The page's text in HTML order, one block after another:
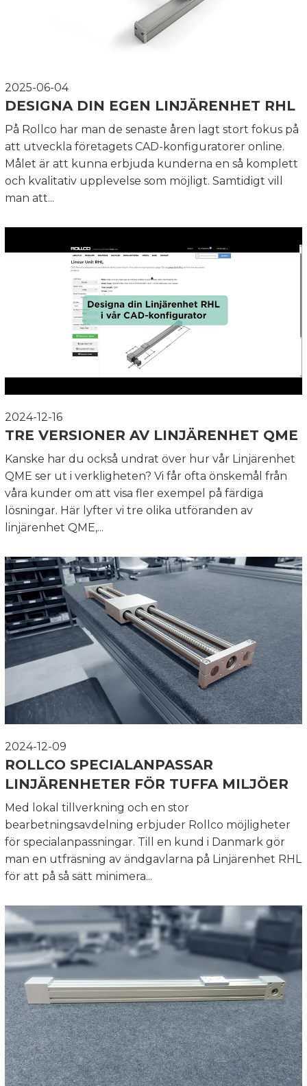
2025-06-04
DESIGNA DIN EGEN LINJÄRENHET RHL
På Rollco har man de senaste åren lagt stort fokus på
att utveckla företagets CAD-konfiguratorer online.
Målet är att kunna erbjuda kunderna en så komplett
och kvalitativ upplevelse som möjligt. Samtidigt vill
man att...
2024-12-16
TRE VERSIONER AV LINJÄRENHET QME
Kanske har du också undrat över hur vår Linjärenhet
QME ser ut i verkligheten? Vi får ofta önskemål från
våra kunder om att visa fler exempel på färdiga
lösningar. Här lyfter vi tre olika utföranden av
linjärenhet QME,...
2024-12-09
ROLLCO SPECIALANPASSAR
LINJÄRENHETER FÖR TUFFA MILJÖER
Med lokal tillverkning och en stor
bearbetningsavdelning erbjuder Rollco möjligheter
för specialanpassningar. Till en kund i Danmark gör
man en utfräsning av ändgavlarna på Linjärenhet RHL
för att på så sätt minimera...